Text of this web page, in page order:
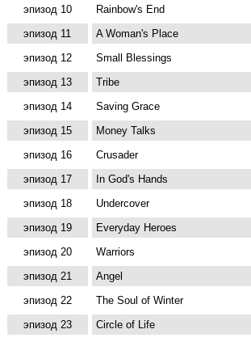
эпизод 10
Rainbow's End
эпизод 11
A Woman's Place
эпизод 12
Small Blessings
эпизод 13
Tribe
эпизод 14
Saving Grace
эпизод 15
Money Talks
эпизод 16
Crusader
эпизод 17
In God's Hands
эпизод 18
Undercover
эпизод 19
Everyday Heroes
эпизод 20
Warriors
эпизод 21
Angel
эпизод 22
The Soul of Winter
эпизод 23
Circle of Life